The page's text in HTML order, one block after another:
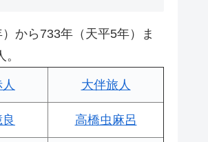
から733年（天平5年）ま
大伴旅人
高橋虫麻呂